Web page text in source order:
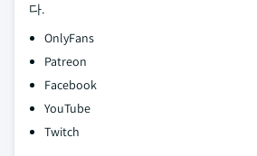
다.
OnlyFans
Patreon
Facebook
YouTube
Twitch